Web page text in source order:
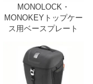
MONOLOCK・
MONOKEYトップケー
ス用ベースプレート